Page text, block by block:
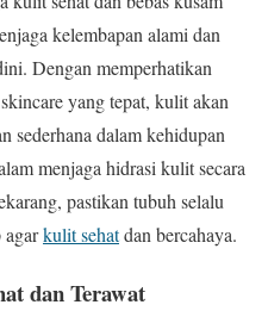
kelembapan alami dan
Dengan memperhatikan
yang tepat, kulit akan
sederhana dalam kehidupan
menjaga hidrasi kulit secara
pastikan tubuh selalu
agarkulit sehatdan bercahaya.
dan Terawat